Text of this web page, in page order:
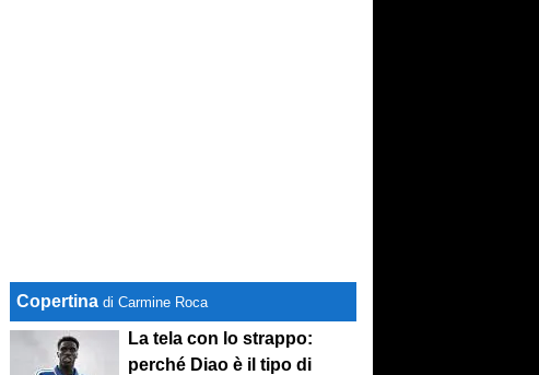
Copertina di Carmine Roca
La tela con lo strappo:
perché Diao è il tipo di